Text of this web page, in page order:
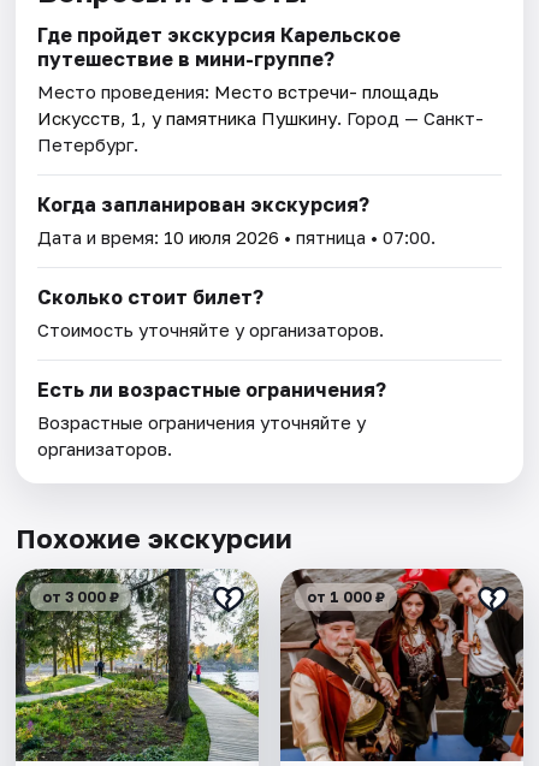
Где пройдет экскурсия Карельское
путешествие в мини-группе?
Место проведения: Место встречи- площадь
Искусств, 1, у памятника Пушкину. Город — Санкт-
Петербург.
Когда запланирован экскурсия?
Дата и время: 10 июля 2026 • пятница • 07:00.
Сколько стоит билет?
Стоимость уточняйте у организаторов.
Есть ли возрастные ограничения?
Возрастные ограничения уточняйте у
организаторов.
Похожие экскурсии
от 3 000 ₽ от 1 000 ₽